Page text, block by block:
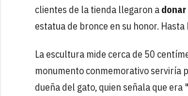
clientes de la tienda llegaron a
estatua de bronce en su honor.
La escultura mide cerca de 50
monumento conmemorativo serviría
dueña del gato, quien señala que